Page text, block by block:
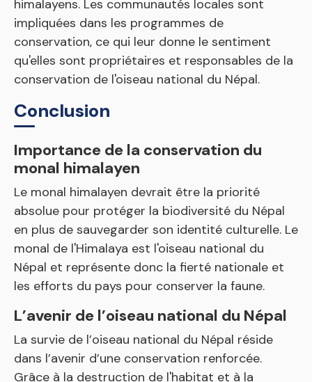
himalayens. Les communautés locales sont
impliquées dans les programmes de
conservation, ce qui leur donne le sentiment
qu'elles sont propriétaires et responsables de la
conservation de l'oiseau national du Népal.
Conclusion
Importance de la conservation du
monal himalayen
Le monal himalayen devrait être la priorité
absolue pour protéger la biodiversité du Népal
en plus de sauvegarder son identité culturelle. Le
monal de l'Himalaya est l'oiseau national du
Népal et représente donc la fierté nationale et
les efforts du pays pour conserver la faune.
L’avenir de l’oiseau national du Népal
La survie de l’oiseau national du Népal réside
dans l’avenir d’une conservation renforcée.
Grâce à la destruction de l'habitat et à la